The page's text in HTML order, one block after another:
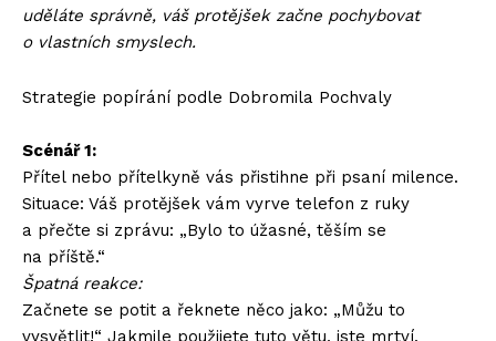
uděláte správně, váš protějšek začne pochybovat
o vlastních smyslech.
Strategie popírání podle Dobromila Pochvaly
Scénář 1:
Přítel nebo přítelkyně vás přistihne při psaní milence.
Situace: Váš protějšek vám vyrve telefon z ruky
a přečte si zprávu: „Bylo to úžasné, těším se
na příště.“
Špatná reakce:
Začnete se potit a řeknete něco jako: „Můžu to
vysvětlit!“ Jakmile použijete tuto větu, jste mrtví.